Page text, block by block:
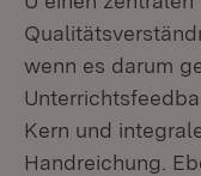
wenn es darum
Kern und
Handreichung.